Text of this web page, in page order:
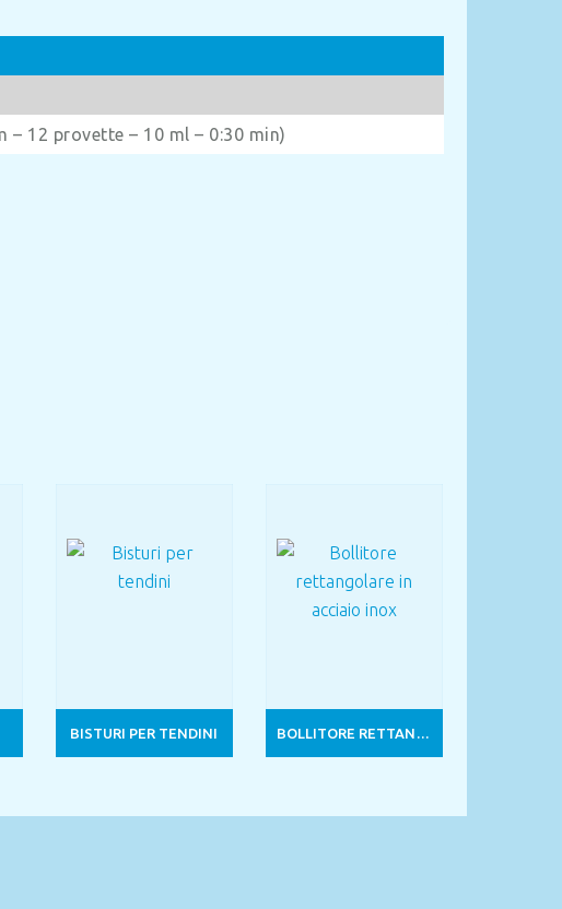
– 12 provette – 10 ml – 0:30 min)
BISTURI PER TENDINI BOLLITORE RETTANGOLARE IN ACCIAIO INOX